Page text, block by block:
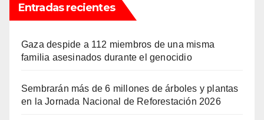
Entradas recientes
Gaza despide a 112 miembros de una misma
familia asesinados durante el genocidio
Sembrarán más de 6 millones de árboles y plantas
en la Jornada Nacional de Reforestación 2026